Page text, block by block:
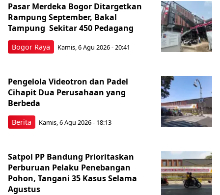
Bogor Raya
Pasar Merdeka Bogor Ditargetkan
Rampung September, Bakal
Tampung Sekitar 450 Pedagang
Kamis, 6 Agu 2026 - 20:41
Berita
Pengelola Videotron dan Padel
Cihapit Dua Perusahaan yang
Berbeda
Kamis, 6 Agu 2026 - 18:13
Satpol PP Bandung Prioritaskan
Perburuan Pelaku Penebangan
Pohon, Tangani 35 Kasus Selama
Agustus